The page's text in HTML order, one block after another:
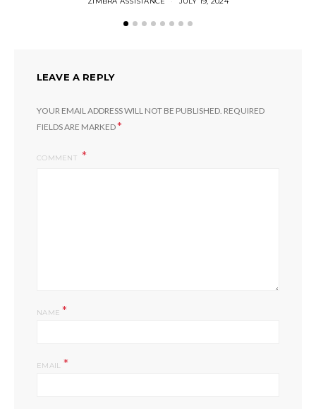
LEAVE A REPLY
YOUR EMAIL ADDRESS WILL NOT BE PUBLISHED. REQUIRED
FIELDS ARE MARKED*
COMMENT
NAME*
EMAIL *